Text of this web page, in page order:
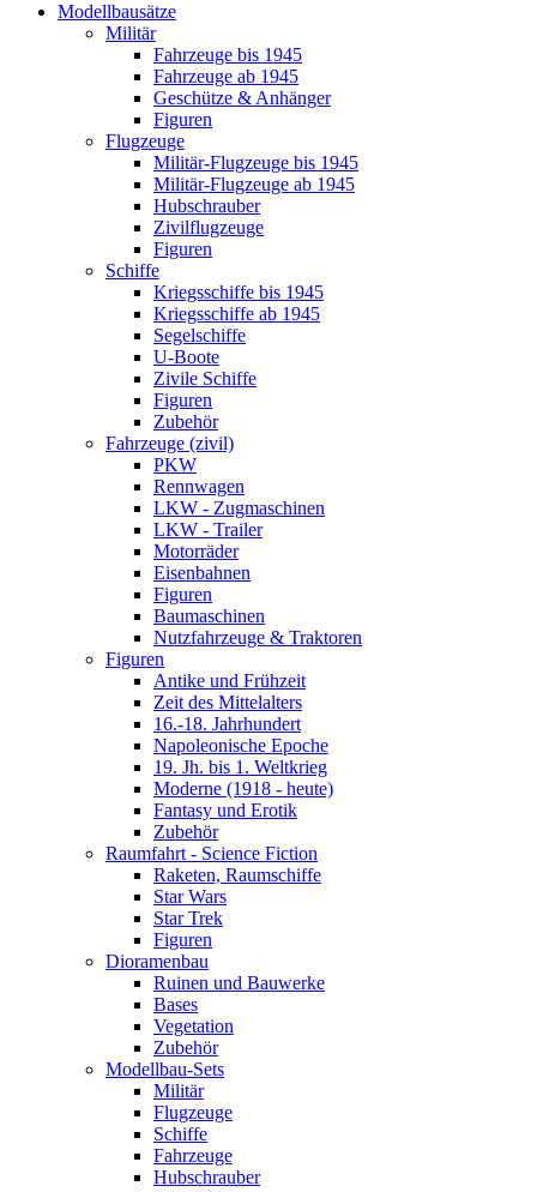
Modellbausätze
Militär
Fahrzeuge bis 1945
Fahrzeuge ab 1945
Geschütze & Anhänger
Figuren
Flugzeuge
Militär-Flugzeuge bis 1945
Militär-Flugzeuge ab 1945
Hubschrauber
Zivilflugzeuge
Figuren
Schiffe
Kriegsschiffe bis 1945
Kriegsschiffe ab 1945
Segelschiffe
U-Boote
Zivile Schiffe
Figuren
Zubehör
Fahrzeuge (zivil)
PKW
Rennwagen
LKW - Zugmaschinen
LKW - Trailer
Motorräder
Eisenbahnen
Figuren
Baumaschinen
Nutzfahrzeuge & Traktoren
Figuren
Antike und Frühzeit
Zeit des Mittelalters
16.-18. Jahrhundert
Napoleonische Epoche
19. Jh. bis 1. Weltkrieg
Moderne (1918 - heute)
Fantasy und Erotik
Zubehör
Raumfahrt - Science Fiction
Raketen, Raumschiffe
Star Wars
Star Trek
Figuren
Dioramenbau
Ruinen und Bauwerke
Bases
Vegetation
Zubehör
Modellbau-Sets
Militär
Flugzeuge
Schiffe
Fahrzeuge
Hubschrauber